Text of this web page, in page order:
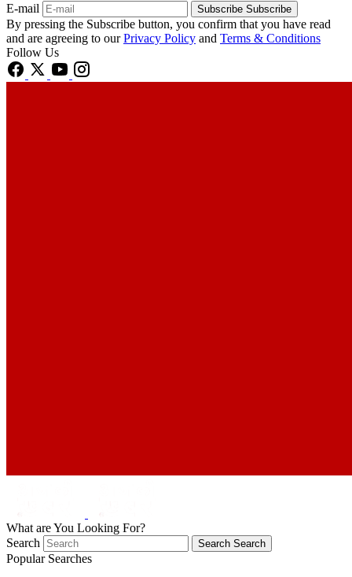
E-mail Subscribe Subscribe
By pressing the Subscribe button, you confirm that you have read
and are agreeing to ourPrivacy Policy and Terms & Conditions
Follow Us
What are You Looking For?
Search
Search Search
Popular Searches